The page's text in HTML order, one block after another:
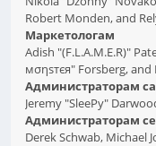
Robert Monden, and
Маркетологам
Adish "(F.L.A.M.E.R)"
мσηѕтєя" Forsberg,
Администраторам
Jeremy "SleePy"
Администраторам
Derek Schwab, Michael